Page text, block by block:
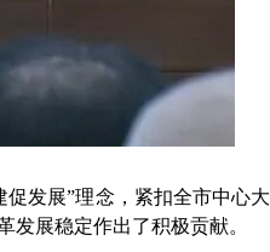
发展”理念，紧扣全市中心大
展稳定作出了积极贡献。